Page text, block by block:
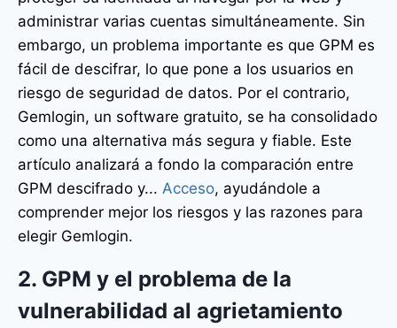
administrar varias cuentas simultáneamente. Sin
embargo, un problema importante es que GPM es
fácil de descifrar, lo que pone a los usuarios en
riesgo de seguridad de datos. Por el contrario,
Gemlogin, un software gratuito, se ha consolidado
como una alternativa más segura y fiable. Este
artículo analizará a fondo la comparación entre
GPM descifrado y... Acceso, ayudándole a
comprender mejor los riesgos y las razones para
elegir Gemlogin.
2. GPM y el problema de la
vulnerabilidad al agrietamiento